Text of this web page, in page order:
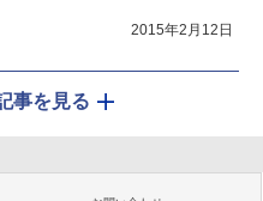
2015年2月12日
事を見る